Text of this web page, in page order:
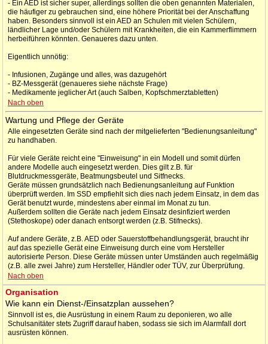
- Ein AED ist sicher super, allerdings sollten die oben genannten Materialen,
die häufiger zu gebrauchen sind, eine höhere Priorität bei der Anschaffung
haben. Besonders sinnvoll ist ein AED an Schulen mit vielen Schülern,
ländlicher Lage und/oder Schülern mit Krankheiten, die ein Kammerflimmern
herbeiführen könnten. Genaueres dazu unten.
Eigentlich unnötig:
- Infusionen, Zugänge und alles, was dazugehört
- BZ-Messgerät (genaueres siehe nächste Frage)
- Medikamente jeglicher Art (auch Salben, Kopfschmerztabletten)
Nach oben
Wartung und Pflege der Geräte
Alle eingesetzten Geräte sind nach der mitgelieferten "Bedienungsanleitung"
zu handhaben.
Für viele Geräte reicht eine "Einweisung" in ein Modell und somit dürfen
andere Modelle auch eingesetzt werden. Dies gilt z.B. für
Blutdruckmessgeräte, Beatmungsbeutel und Sitfnecks.
Geräte müssen grundsätzlich nach Bedienungsanleitung auf Funktion
überprüft werden. Im SSD empfiehlt sich dies nach jedem Einsatz, in dem das
Gerät benutzt wurde, mindestens aber einmal im Monat zu tun.
Außerdem sollten die Geräte nach jedem Einsatz desinfiziert werden
(Stethoskope) oder danach entsorgt werden (z.B. Stifnecks).
Auf andere Geräte, z.B. AED oder Sauerstoffbehandlungsgerät, braucht ihr
auf das spezielle Gerät eine Einweisung durch eine vom Hersteller
autorisierte Person. Diese Geräte müssen unter Umständen auch regelmäßig
(z.B. alle zwei Jahre) zum Hersteller, Händler oder TÜV, zur Überprüfung.
Nach oben
Organisation
Wie kann ein Dienst-/Einsatzplan aussehen?
Sinnvoll ist es, die Ausrüstung in einem Raum zu deponieren, wo alle
Schulsanitäter stets Zugriff darauf haben, sodass sie sich im Alarmfall dort
ausrüsten können.